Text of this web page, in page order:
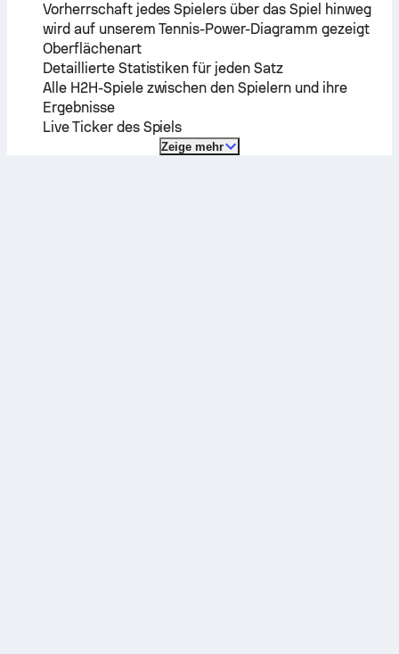
Vorherrschaft jedes Spielers über das Spiel hinweg
wird auf unserem Tennis-Power-Diagramm gezeigt
Oberflächenart
Detaillierte Statistiken für jeden Satz
Alle H2H-Spiele zwischen den Spielern und ihre
Ergebnisse
Live Ticker des Spiels
Zeige mehr